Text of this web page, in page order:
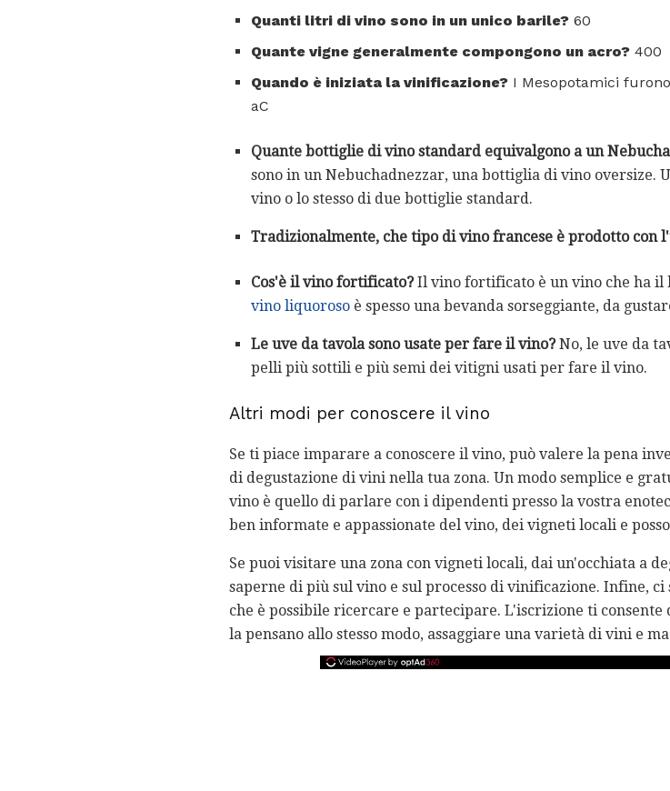
Quanti litri di vino sono in un unico barile? 60
Quante vigne generalmente compongono un acro? 400
Quando è iniziata la vinificazione? I Mesopotamici
aC
Quante bottiglie di vino standard equivalgono a un
sono in un Nebuchadnezzar, una bottiglia di vino oversize.
vino o lo stesso di due bottiglie standard.
Tradizionalmente, che tipo di vino francese è prodotto con
Cos'è il vino fortificato?Il vino fortificato è un vino che ha il
vino liquoroso è spesso una bevanda sorseggiante, da
Le uve da tavola sono usate per fare il vino?No, le uve da
pelli più sottili e più semi dei vitigni usati per fare il vino.
Altri modi per conoscere il vino
Se ti piace imparare a conoscere il vino, può valere la pena
di degustazione di vini nella tua zona. Un modo semplice e
vino è quello di parlare con i dipendenti presso la vostra
ben informate e appassionate del vino, dei vigneti locali e
Se puoi visitare una zona con vigneti locali, dai un'occhiata a
saperne di più sul vino e sul processo di vinificazione. Infine,
che è possibile ricercare e partecipare. L'iscrizione ti
la pensano allo stesso modo, assaggiare una varietà di vini e